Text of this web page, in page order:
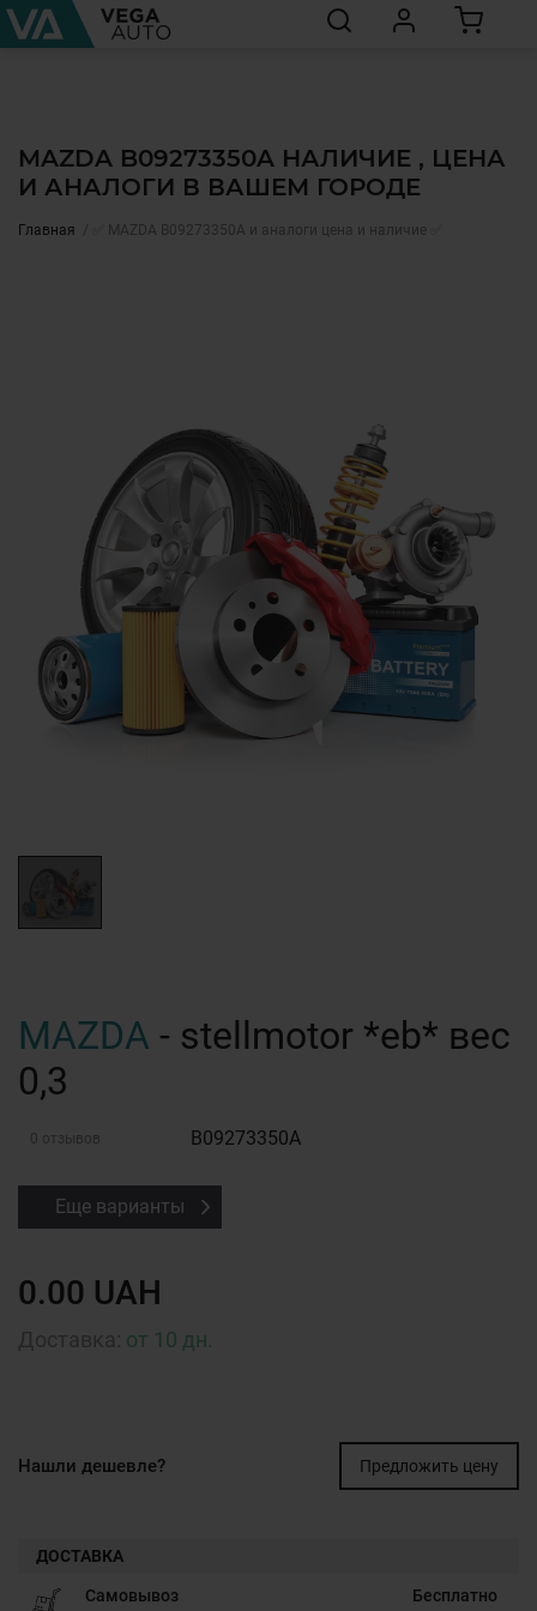
MAZDA B09273350A НАЛИЧИЕ , ЦЕНА
И АНАЛОГИ В ВАШЕМ ГОРОДЕ
Главная ✅ MAZDA B09273350A и аналоги цена и наличие ✅
MAZDA - stellmotor *eb* вес
0,3
0 отзывов B09273350A
Еще варианты
0.00 UAH
от 10 дн.
Нашли дешевле? Предложить цену
ДОСТАВКА
Самовывоз Бесплатно